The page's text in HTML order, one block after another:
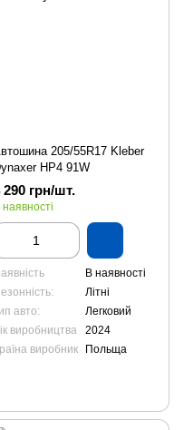
205/55R17 Kleber
HP4 91W
290 грн/шт.
наявності
В наявності
Літні
авто:
Легковий
виробництва
2024
виробник
Польща